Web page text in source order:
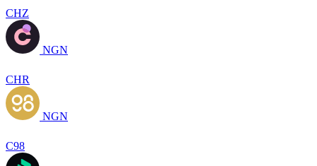
CHZ
NGN
CHR
NGN
C98